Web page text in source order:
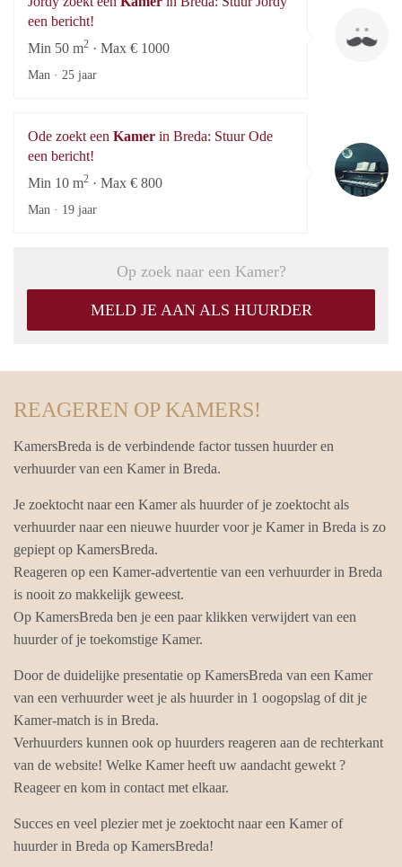
een bericht!
Min 50 m2 · Max € 1000
Man · 25 jaar
Ode zoekt een Kamer in Breda: Stuur Ode
een bericht!
Min 10 m2 · Max € 800
Man · 19 jaar
Op zoek naar een Kamer?
MELD JE AAN ALS HUURDER
REAGEREN OP KAMERS!
KamersBreda is de verbindende factor tussen huurder en
verhuurder van een Kamer in Breda.
Je zoektocht naar een Kamer als huurder of je zoektocht als
verhuurder naar een nieuwe huurder voor je Kamer in Breda is zo
gepiept op KamersBreda.
Reageren op een Kamer-advertentie van een verhuurder in Breda
is nooit zo makkelijk geweest.
Op KamersBreda ben je een paar klikken verwijdert van een
huurder of je toekomstige Kamer.
Door de duidelijke presentatie op KamersBreda van een Kamer
van een verhuurder weet je als huurder in 1 oogopslag of dit je
Kamer-match is in Breda.
Verhuurders kunnen ook op huurders reageren aan de rechterkant
van de website! Welke Kamer heeft uw aandacht gewekt ?
Reageer en kom in contact met elkaar.
Succes en veel plezier met je zoektocht naar een Kamer of
huurder in Breda op KamersBreda!